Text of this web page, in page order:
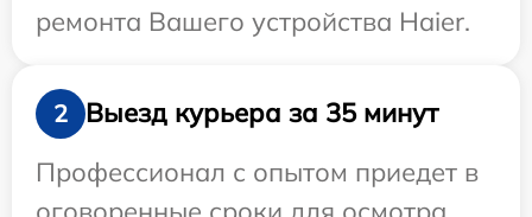
ремонта Вашего устройства Haier.
2
Выезд курьера за 35 минут
Профессионал с опытом приедет в